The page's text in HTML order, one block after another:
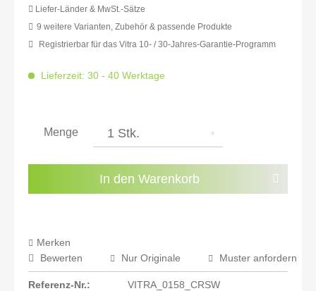
Sie haben dieDatenschutzbestimmungen
Kenntnis genommen.
Liefer-Länder & MwSt.-Sätze
inkl. 16% MwSt.: 7.437,65 €
inkl. 21% MwSt.: 7.758,24 €
9 weitere Varianten, Zubehör & passende Produkte
Registrierbar für das Vitra 10- / 30-Jahres-Garantie-Programm
Lieferzeit: 30 - 40 Werktage
Menge
In den Warenkorb
Merken
Bewerten
Nur Originale Muster anfordern
Referenz-Nr.:
VITRA_0158_CRSW